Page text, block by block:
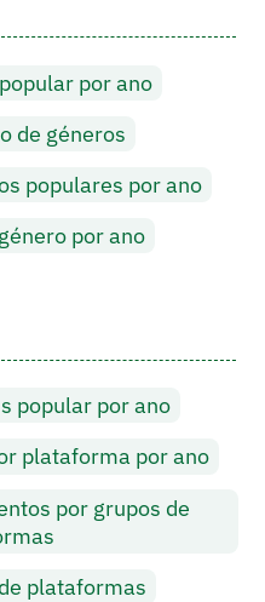
por ano
de géneros
populares por ano
por ano
popular por ano
plataforma por ano
por grupos de
plataformas